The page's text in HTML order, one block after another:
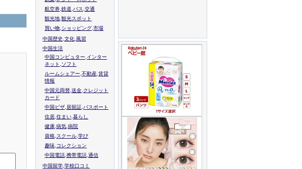
航空券,鉄道,バス,交通
観光地,観光スポット
買い物,ショッピング,市場
中国歴史,文化,風習
中国生活
中国コンピュター,インター
ネット,ソフト
ルームシェアー,不動産,賃貸
情報
中国元両替,送金,クレジット
カード
中国ビザ,居留証,パスポート
住居,住まい,暮らし
健康,病気,病院
資格,スクール,学び
趣味,コレクション
中国電話,携帯電話,通信
中国留学,学校口コミ